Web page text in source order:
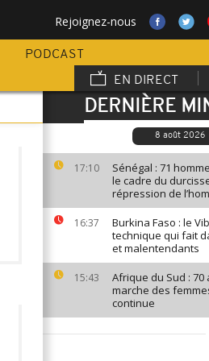
Rejoignez-nous
PODCAST
EN DIRECT
DERNIÈRE
8 août 2026
17:10
Sénégal : 71
le cadre du
répression de
16:37
Burkina Faso : le
technique qui fait
et malentendants
15:43
Afrique du Sud : 70
marche des
continue